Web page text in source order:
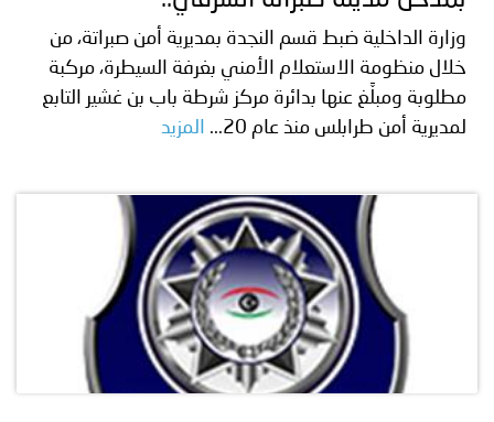
وزارة الداخلية ضبط قسم النجدة بمديرية أمن صبراتة، من
خلال منظومة الاستعلام الأمني بغرفة السيطرة، مركبة
مطلوبة ومبلَّغ عنها بدائرة مركز شرطة باب بن غشير التابع
لمديرية أمن طرابلس منذ عام 20...
المزيد